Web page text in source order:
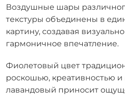
Воздушные шары
текстуры объединены в
картину, создавая
гармоничное впечатление.
Фиолетовый цвет
роскошью, креативностью
лавандовый приносит